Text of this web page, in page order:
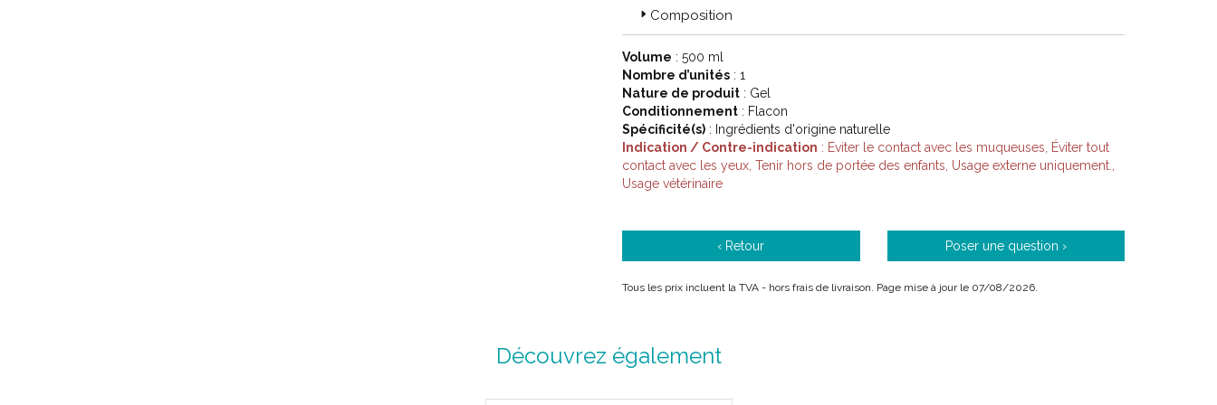
Composition
Volume : 500 ml
Nombre d’unités : 1
Nature de produit : Gel
Conditionnement : Flacon
Spécificité(s) : Ingrédients d'origine naturelle
Indication / Contre-indication : Eviter le contact avec les muqueuses, Éviter tout
contact avec les yeux, Tenir hors de portée des enfants, Usage externe uniquement.,
Usage vétérinaire
‹ Retour Poser une question ›
Tous les prix incluent la TVA - hors frais de livraison. Page mise à jour le 07/08/2026.
Découvrez également